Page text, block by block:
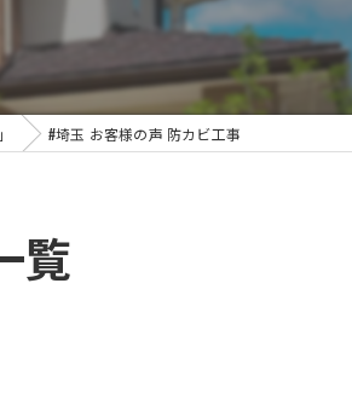
#埼玉 お客様の声 防カビ工事
覧